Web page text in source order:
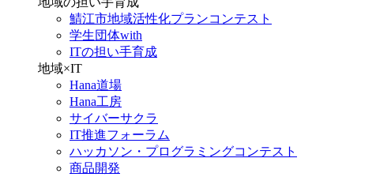
鯖江市地域活性化プランコンテスト
学生団体with
ITの担い手育成
地域×IT
Hana道場
Hana工房
サイバーサクラ
IT推進フォーラム
ハッカソン・プログラミングコンテスト
商品開発